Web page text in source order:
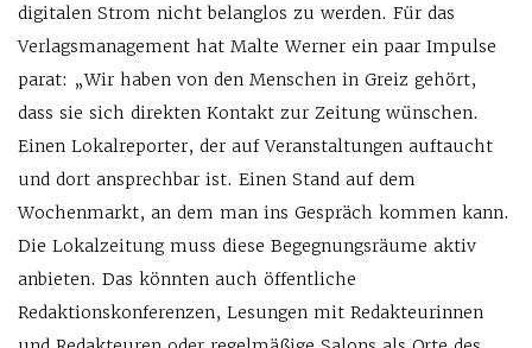
digitalen Strom nicht belanglos zu werden. Für das
Verlagsmanagement hat Malte Werner ein paar Impulse
parat: „Wir haben von den Menschen in Greiz gehört,
dass sie sich direkten Kontakt zur Zeitung wünschen.
Einen Lokalreporter, der auf Veranstaltungen auftaucht
und dort ansprechbar ist. Einen Stand auf dem
Wochenmarkt, an dem man ins Gespräch kommen kann.
Die Lokalzeitung muss diese Begegnungsräume aktiv
anbieten. Das könnten auch öffentliche
Redaktionskonferenzen, Lesungen mit Redakteurinnen